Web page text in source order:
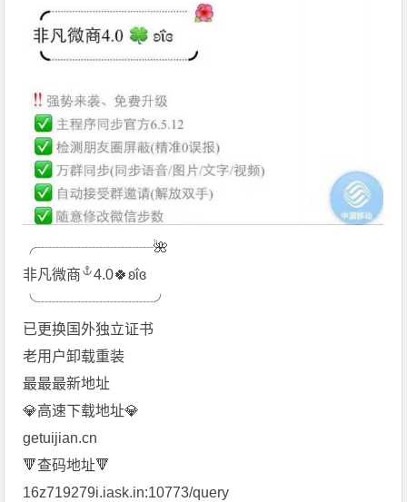
╭┈┈┈┈┈┈┈┈🌺
非凡微商
4.0🍀ʚΐɞ
╰┈┈┈┈┈┈┈┈╯
已更换国外独立证书
老用户卸载重装
最最最新地址
💎高速下载地址💎
getuijian.cn
🔻查码地址🔻
16z719279i.iask.in:10773/query